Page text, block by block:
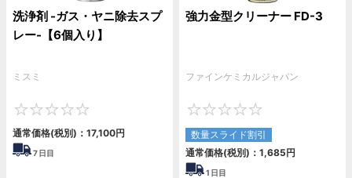
洗浄剤 -ガス・ヤニ除去スプ
レー-【6個入り】
ミスミ
通常価格(税別)： 17,100円
7日目
強力金型クリーナー FD-3
ファインケミカルジャパン
数量スライド割引
通常価格(税別)： 1,685円
1 日目